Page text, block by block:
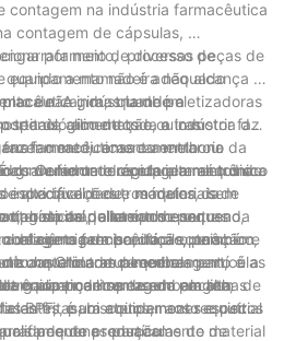
contagem na indústria farmacêutica
contagem de cápsulas,
processo de
equipamento não é adequado
mas também
alimentos e outras
ensacamento ou
de formato regular. ‌ a máquina
inoxidável e outros materiais de
de tamanho pequeno,
precisa, ‌ fácil operação e
contato com o medicamento é
garantir a limpeza do pacote, ‌ de
BPF, ‌ é um equipamento especial
e ‌ ensacamento de
por meio de diversas peças de
a mamadeira não alcança a
não gira; ‌ quando a
de alimentação, o ‌ o motor faz
o medicamento entrar no
conveniente e rápido alterar o disco
e modelos, ‌ sem
tipo de máquina é o menor,
de contagem bonito e econômico,
na China atualmente.
de ‌ A indústria de peletizadoras
tecnológico de toda a indústria de
farmacêuticas e a melhoria da
Como um dos equipamentos de
alta qualidade, ‌ máquina da
hospital, ‌ alimentos e outras
a eficiência da produção, ‌ também
a qualidade da embalagem, ‌ é a
equipamentos de embalagem
granulador de contagem eletrônica
de pellets pode ser usada
farmacêuticas, pois
e outras pequenas partículas
alcançar contagem em alta
para atender aos requisitos
de produção.
pode ser usada em linhas
fritas, biscoitos, nozes e outras
pequenas partículas de material